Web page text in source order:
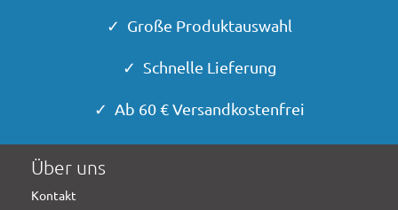
✓ Große Produktauswahl
✓ Schnelle Lieferung
✓ Ab 60 € Versandkostenfrei
Über uns
Kontakt